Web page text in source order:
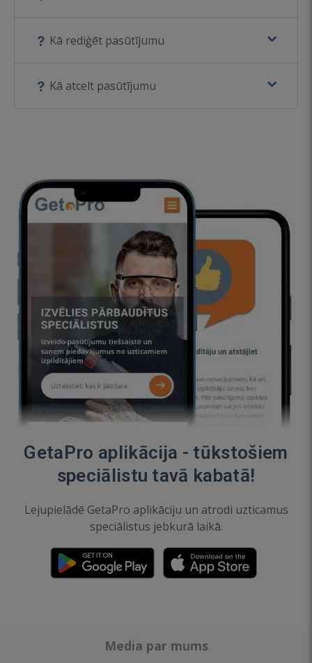
Kā rediģēt pasūtījumu
Kā atcelt pasūtījumu
GetaPro aplikācija - tūkstošiem
speciālistu tavā kabatā!
Lejupielādē GetaPro aplikāciju un atrodi uzticamus
speciālistus jebkurā laikā.
Media par mums